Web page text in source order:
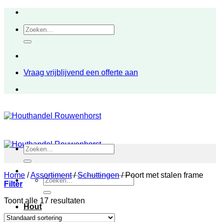
inhoudZoeken
naar:
Vraag vrijblijvend een offerte aan
Zoeken
naar:
Hout
Zoeken
naar:
Home /Assortiment / Schuttingen /Poort met stalen frame
Filter
Toont alle 17 resultaten